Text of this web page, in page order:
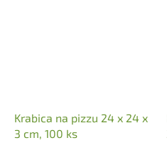
Krabica na pizzu 24 x 24 x
3 cm, 100 ks